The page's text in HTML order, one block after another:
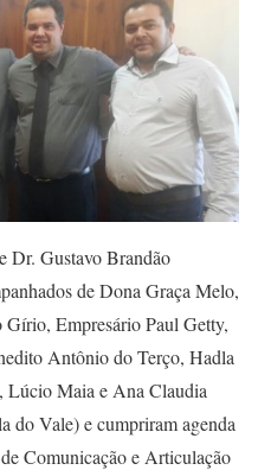
Dr. Gustavo Brandão
de Dona Graça Melo,
Empresário Paul Getty,
Antônio do Terço, Hadla
Lúcio Maia e Ana Claudia
do Vale) e cumpriram agenda
Comunicação e Articulação